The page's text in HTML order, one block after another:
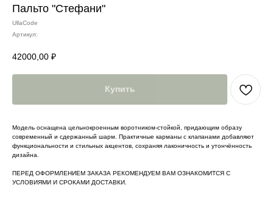
Пальто "Стефани"
UllaCode
Артикул:
42000,00 ₽
Купить
Модель оснащена цельнокроенным воротником-стойкой, придающим образу
современный и сдержанный шарм. Практичные карманы с клапанами добавляют
функциональности и стильных акцентов, сохраняя лаконичность и утончённость
дизайна.
ПЕРЕД ОФОРМЛЕНИЕМ ЗАКАЗА РЕКОМЕНДУЕМ ВАМ ОЗНАКОМИТСЯ С
УСЛОВИЯМИ И СРОКАМИ ДОСТАВКИ.